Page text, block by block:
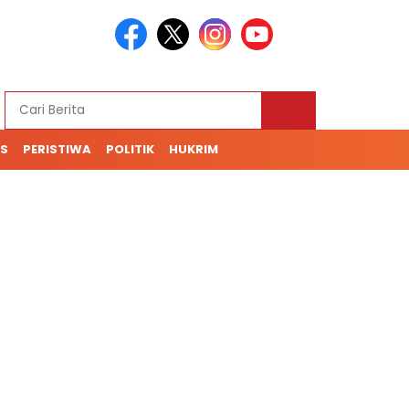
PERISTIWA POLITIK HUKRIM